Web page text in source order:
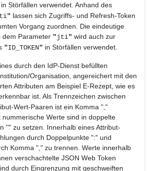
in Störfällen verwendet. Anhand des
" lassen sich Zugriffs- und Refresh-Token
Vorgang zuordnen. Die eindeutige
dem Parameter "jti" wird auch zur
"ID_TOKEN" in Störfällen verwendet.
durch den IdP-Dienst befüllten
Organisation, angereichert mit den
Attributen am Beispiel E-Rezept, wie es
ist. Als Trennzeichen zwischen
Wert-Paaren ist ein Komma ","
Werte sind in doppelte
'"' zu setzen. Innerhalb eines Attribut-
durch Doppelpunkte ":" und
Komma "," zu trennen. Werte innerhalb
verschachtelte JSON Web Token
durch Eingrenzung mit geschweiften